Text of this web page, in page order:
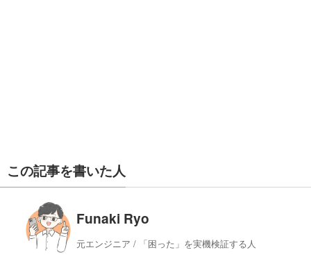
この記事を書いた人
Funaki Ryo
元エンジニア / 「困った」を実機検証する人